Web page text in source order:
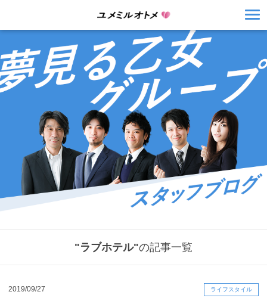
"ラブホテル"の記事一覧
2019/09/27 ライフスタイル